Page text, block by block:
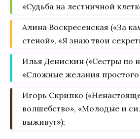
«Судьба на лестничной
Алина Воскресенская («За
стеной», «Я знаю твои
Илья Денискин («Сестры по
«Сложные желания простого
Игорь Скрипко
волшебство», «Молодые и
выживут»);